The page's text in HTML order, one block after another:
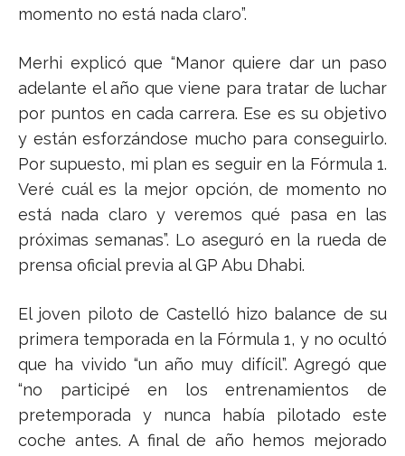
momento no está nada claro”.
Merhi explicó que “Manor quiere dar un paso
adelante el año que viene para tratar de luchar
por puntos en cada carrera. Ese es su objetivo
y están esforzándose mucho para conseguirlo.
Por supuesto, mi plan es seguir en la Fórmula 1.
Veré cuál es la mejor opción, de momento no
está nada claro y veremos qué pasa en las
próximas semanas”. Lo aseguró en la rueda de
prensa oficial previa al GP Abu Dhabi.
El joven piloto de Castelló hizo balance de su
primera temporada en la Fórmula 1, y no ocultó
que ha vivido “un año muy difícil”. Agregó que
“no participé en los entrenamientos de
pretemporada y nunca había pilotado este
coche antes. A final de año hemos mejorado